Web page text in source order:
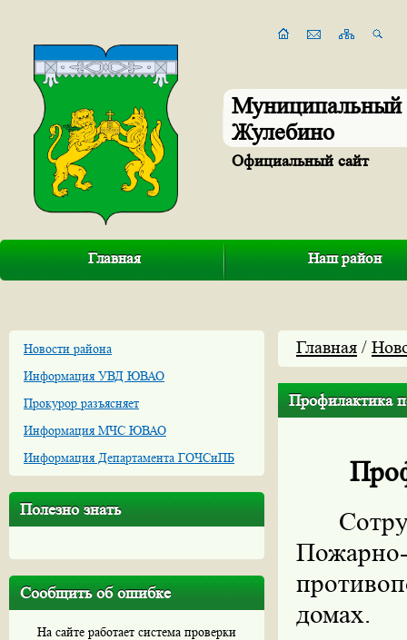
Муниципальный
Жулебино
Официальный сайт
Главная Наш район
Новости района
Информация УВД ЮВАО
Прокурор разъясняет
Информация МЧС ЮВАО
Информация Департамента ГОЧСиПБ
Полезно знать
Сообщить об ошибке
На сайте работает система проверки
Главная /
Профилактика
Пожарно-
домах.